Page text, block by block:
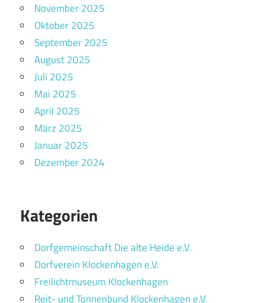
November 2025
Oktober 2025
September 2025
August 2025
Juli 2025
Mai 2025
April 2025
März 2025
Januar 2025
Dezember 2024
Kategorien
Dorfgemeinschaft Die alte Heide e.V.
Dorfverein Klockenhagen e.V.
Freilichtmuseum Klockenhagen
Reit- und Tonnenbund Klockenhagen e.V.